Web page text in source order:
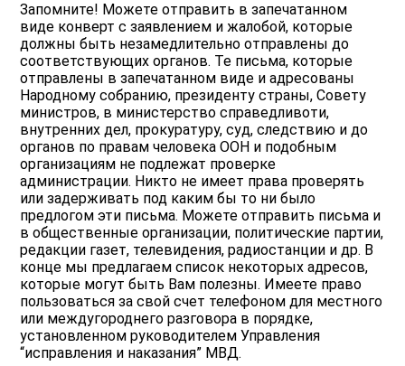
Запомните! Можете отправить в запечатанном
виде конверт с заявлением и жалобой, которые
должны быть незамедлительно отправлены до
соответствующих органов. Те письма, которые
отправлены в запечатанном виде и адресованы
Народному собранию, президенту страны, Совету
министров, в министерство справедливоти,
внутренних дел, прокуратуру, суд, следствию и до
органов по правам человека ООН и подобным
организациям не подлежат проверке
администрации. Никто не имеет права проверять
или задерживать под каким бы то ни было
предлогом эти письма. Можете отправить письма и
в общественные организации, политические партии,
редакции газет, телевидения, радиостанции и др. В
конце мы предлагаем список некоторых адресов,
которые могут быть Вам полезны. Имеете право
пользоваться за свой счет телефоном для местного
или междугороднего разговора в порядке,
установленном руководителем Управления
“исправления и наказания” МВД.